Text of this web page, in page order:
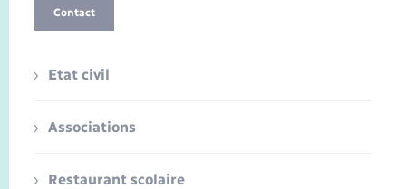
Contact
Etat civil
Associations
Restaurant scolaire